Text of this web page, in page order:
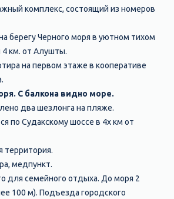
комплекс, состоящий из номеров
берегу Черного моря в уютном тихом
4 км. от Алушты.
на первом этаже в кооперативе
С балкона видно море.
два шезлонга на пляже.
по Судакскому шоссе в 4х км от
территория.
медпункт.
для семейного отдыха. До моря 2
100 м). Подъезда городского